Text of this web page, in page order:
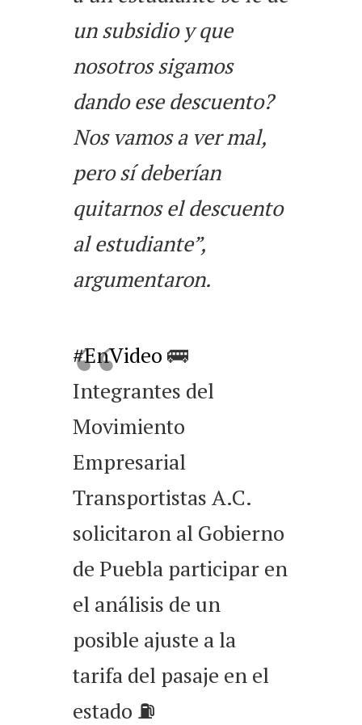
un subsidio y que
nosotros sigamos
dando ese descuento?
Nos vamos a ver mal,
pero sí deberían
quitarnos el descuento
al estudiante”,
argumentaron.
#EnVideo 🚌
Integrantes del
Movimiento
Empresarial
Transportistas A.C.
solicitaron al Gobierno
de Puebla participar en
el análisis de un
posible ajuste a la
tarifa del pasaje en el
estado ⛽